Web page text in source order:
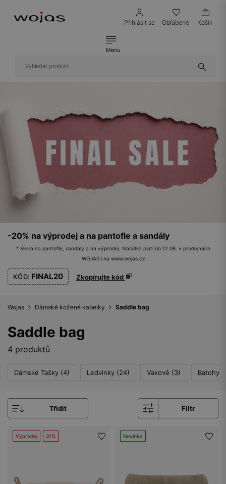
Přihlásit se Obľúbené Košík
Menu
-20% na výprodej a na pantofle a sandály
* Sleva na pantofle, sandály a na výprodej. Nabídka platí do 12.08. v prodejnách
WOJAS i na www.wojas.cz
KÓD: FINAL20 Zkopírujte kód
Wojas Dámské kožené kabelky Saddle bag
Saddle bag
4 produktů
Dámské Tašky (4) Ledvinky (24) Vakové (3) Batohy
Třídit Filtr
Výprodej 31% Novinka